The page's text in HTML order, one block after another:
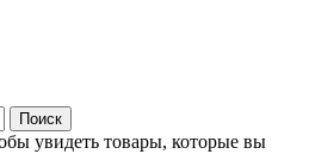
Поиск
увидеть товары, которые вы